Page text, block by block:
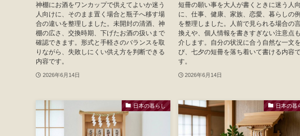
神棚にお酒をワンカップで供えてよいか迷う
人向けに、そのまま置く場合と瓶子へ移す場
合の違いを整理しました。未開封の清酒、神
棚の広さ、交換時期、下げたお酒の扱いまで
確認できます。形式と手軽さのバランスを取
りながら、失敗しにくい供え方を判断できる
内容です。
2026年6月14日
短冊の願い事を大人が書くときに迷う人
に、仕事、健康、家族、恋愛、暮らしの
を整理しました。人前で見られる場合の
換えや、個人情報を書きすぎない注意点
介します。自分の状況に合う自然な一文
び、七夕の短冊を落ち着いて書ける内容
す。
2026年6月14日
日本の暮らし 日本の暮